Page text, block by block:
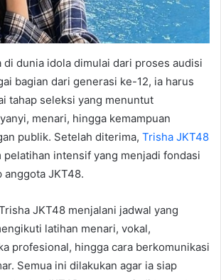
di dunia idola dimulai dari proses audisi
bagian dari generasi ke-12, ia harus
tahap seleksi yang menuntut
menari, hingga kemampuan
publik. Setelah diterima, Trisha JKT48
pelatihan intensif yang menjadi fondasi
anggota JKT48.
JKT48 menjalani jadwal yang
latihan menari, vokal,
profesional, hingga cara berkomunikasi
Semua ini dilakukan agar ia siap